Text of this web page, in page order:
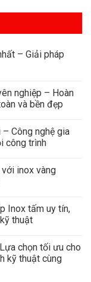
– Giải pháp
nghiệp – Hoàn
và bền đẹp
Công nghệ gia
công trình
inox vàng
Inox tấm uy tín,
thuật
chọn tối ưu cho
kỹ thuật cùng